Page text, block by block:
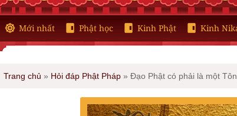
Mới nhất Phật học Kinh Phật Kinh
Trang chủ » Hỏi đáp Phật Pháp » Đạo Phật có phải là một